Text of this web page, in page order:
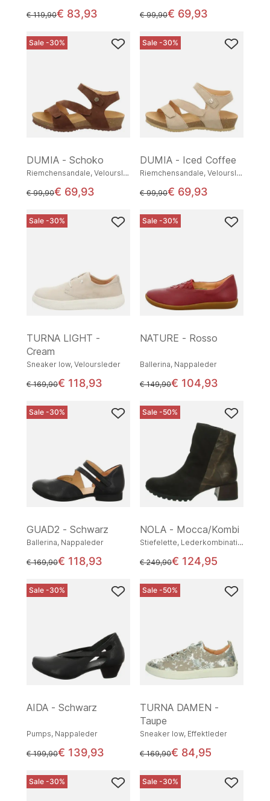
statt
€ 119,90€ 83,93 statt
€ 99,90€ 69,93
Sale -30%
DUMIA - Schoko
Riemchensandale, Veloursleder
statt
€ 99,90€ 69,93
Sale -30%
DUMIA - Iced Coffee
Riemchensandale, Veloursleder
statt
€ 99,90€ 69,93
Sale -30%
TURNA LIGHT -
Cream
Sneaker low, Veloursleder
statt
€ 169,90€ 118,93
Sale -30%
NATURE - Rosso
Ballerina, Nappaleder
statt
€ 149,90€ 104,93
Sale -30%
GUAD2 - Schwarz
Ballerina, Nappaleder
statt
€ 169,90€ 118,93
Sale -50%
NOLA - Mocca/Kombi
Stiefelette, Lederkombination
statt
€ 249,90€ 124,95
Sale -30%
AIDA - Schwarz
Pumps, Nappaleder
statt
€ 199,90€ 139,93
Sale -50%
TURNA DAMEN -
Taupe
Sneaker low, Effektleder
statt
€ 169,90€ 84,95
Sale -30% Sale -30%